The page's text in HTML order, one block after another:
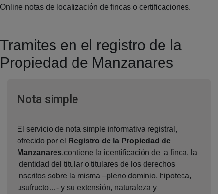
Online notas de localización de fincas o certificaciones.
Tramites en el registro de la
Propiedad de Manzanares
Nota simpleVentana nueva
El servicio de nota simple informativa registral,
ofrecido por el
Registro de la Propiedad de
Manzanares,contiene la identificación de la finca, la
identidad del titular o titulares de los derechos
inscritos sobre la misma –pleno dominio, hipoteca,
usufructo…- y su extensión, naturaleza y